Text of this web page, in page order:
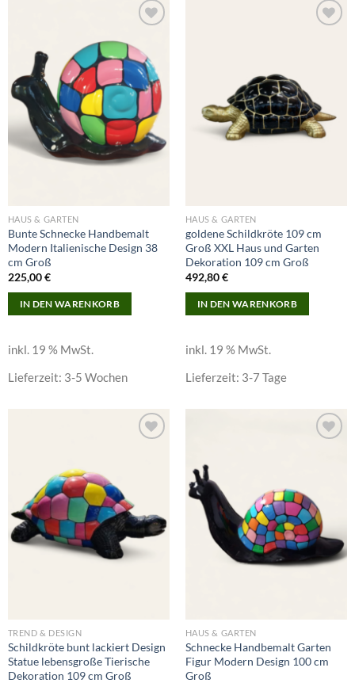
Add to
wishlist
HAUS & GARTEN
Bunte Schnecke Handbemalt
Modern Italienische Design 38
cm Groß
225,00€
IN DEN WARENKORB
inkl. 19 % MwSt.
Lieferzeit: 3-5 Wochen
HAUS & GARTEN
goldene Schildkröte 109 cm
Groß XXL Haus und Garten
Dekoration 109 cm Groß
492,80€
IN DEN WARENKORB
inkl. 19 % MwSt.
Lieferzeit: 3-7 Tage
TREND & DESIGN
Schildkröte bunt lackiert Design
Statue lebensgroße Tierische
Dekoration 109 cm Groß
HAUS & GARTEN
Schnecke Handbemalt Garten
Figur Modern Design 100 cm
Groß